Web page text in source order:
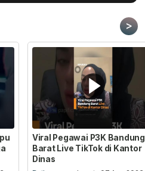
>
Viral Pegawai P3K Bandung
Barat Live TikTok di Kantor
Dinas